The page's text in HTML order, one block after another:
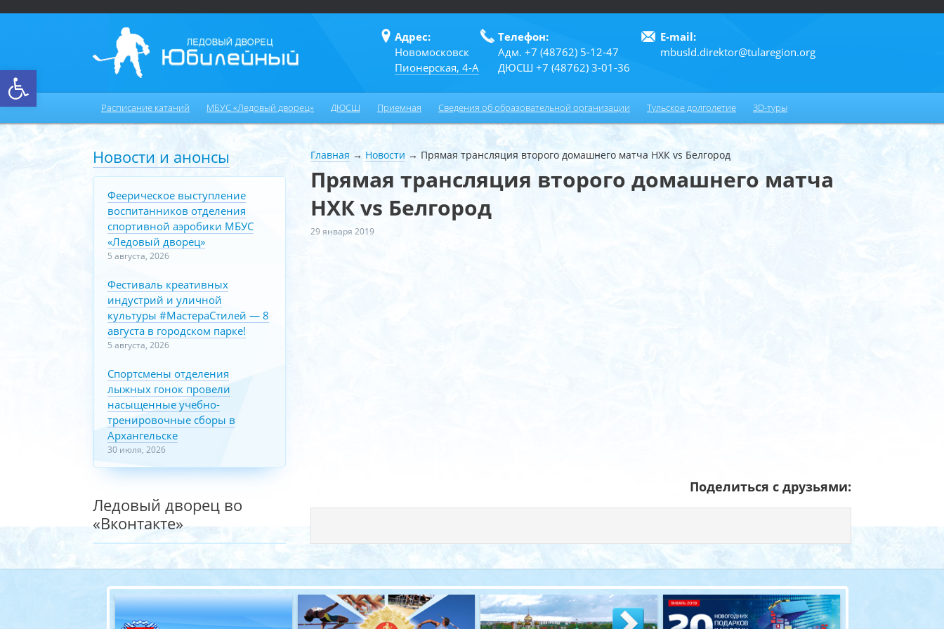
Открыть панель инструментов
Адрес:
Новомосковск
Пионерская, 4-А
Телефон:
Адм. +7 (48762) 5-12-47
ДЮСШ +7 (48762) 3-01-36
E-mail:
mbusld.direktor@tularegion.org
Расписание катаний МБУС «Ледовый дворец» ДЮСШ Приемная Сведения об образовательной организации Тульское долголетие 3D-туры
Главная → Новости → Прямая трансляция второго домашнего матча НХК vs Белгород
Прямая трансляция второго домашнего матча
НХК vs Белгород
29 января 2019
Поделиться с друзьями:
Новости и анонсы
Феерическое выступление
воспитанников отделения
спортивной аэробики МБУС
«Ледовый дворец»
5 августа, 2026
Фестиваль креативных
индустрий и уличной
культуры #МастераСтилей — 8
августа в городском парке!
5 августа, 2026
Спортсмены отделения
лыжных гонок провели
насыщенные учебно-
тренировочные сборы в
Архангельске
30 июля, 2026
Ледовый дворец во
«Вконтакте»